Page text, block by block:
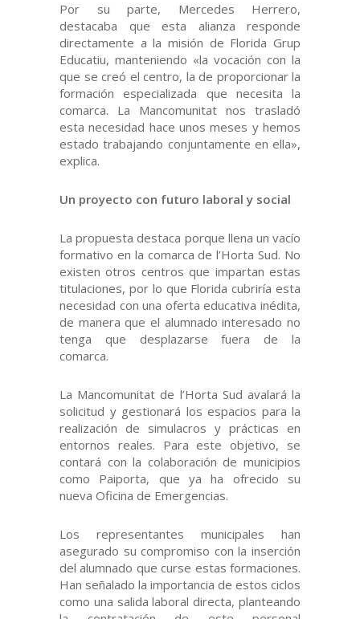
Por su parte, Mercedes Herrero,
destacaba que esta alianza responde
directamente a la misión de Florida Grup
Educatiu, manteniendo «la vocación con la
que se creó el centro, la de proporcionar la
formación especializada que necesita la
comarca. La Mancomunitat nos trasladó
esta necesidad hace unos meses y hemos
estado trabajando conjuntamente en ella»,
explica.
Un proyecto con futuro laboral y social
La propuesta destaca porque llena un vacío
formativo en la comarca de l’Horta Sud. No
existen otros centros que impartan estas
titulaciones, por lo que Florida cubriría esta
necesidad con una oferta educativa inédita,
de manera que el alumnado interesado no
tenga que desplazarse fuera de la
comarca.
La Mancomunitat de l’Horta Sud avalará la
solicitud y gestionará los espacios para la
realización de simulacros y prácticas en
entornos reales. Para este objetivo, se
contará con la colaboración de municipios
como Paiporta, que ya ha ofrecido su
nueva Oficina de Emergencias.
Los representantes municipales han
asegurado su compromiso con la inserción
del alumnado que curse estas formaciones.
Han señalado la importancia de estos ciclos
como una salida laboral directa, planteando